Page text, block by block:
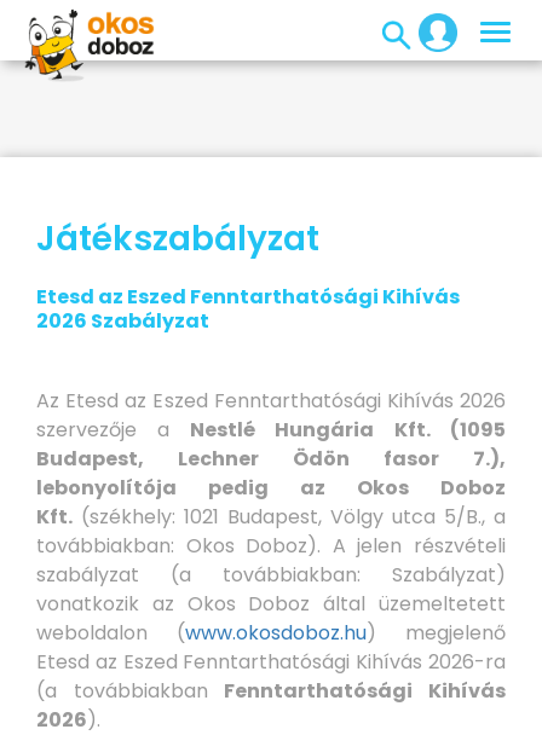
Játékszabályzat
Etesd az Eszed Fenntarthatósági Kihívás
2026 Szabályzat
Az Etesd az Eszed Fenntarthatósági Kihívás 2026
szervezője a Nestlé Hungária Kft. (1095
Budapest, Lechner Ödön fasor 7.),
lebonyolítója pedig az Okos Doboz
Kft. (székhely: 1021 Budapest, Völgy utca 5/B., a
továbbiakban: Okos Doboz). A jelen részvételi
szabályzat (a továbbiakban: Szabályzat)
vonatkozik az Okos Doboz által üzemeltetett
weboldalon (www.okosdoboz.hu) megjelenő
Etesd az Eszed Fenntarthatósági Kihívás 2026-ra
(a továbbiakban Fenntarthatósági Kihívás
2026).